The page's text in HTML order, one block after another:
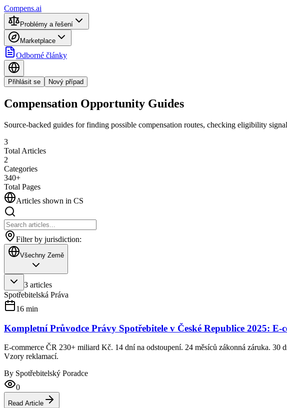
Compens.ai
Problémy a řešení
Marketplace
Odborné články
Přihlásit se Nový případ
Compensation Opportunity Guides
Source-backed guides for finding possible compensation routes, checking eligibility
3
Total Articles
2
Categories
340+
Total Pages
Articles shown in CS
Filter by jurisdiction:
Všechny Země
3 articles
Spotřebitelská Práva
16 min
Kompletní Průvodce Právy Spotřebitele v České Republice 2025: E-
E-commerce ČR 230+ miliard Kč. 14 dní na odstoupení. 24 měsíců zákonná záruka.
Vzory reklamací.
By Spotřebitelský Poradce
0
Read Article